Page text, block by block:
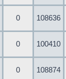
0 108636
0 100410
0 108874